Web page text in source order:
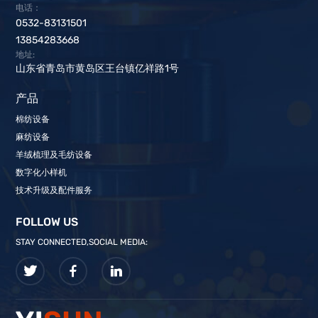
电话：
0532-83131501
13854283668
地址:
山东省青岛市黄岛区王台镇亿祥路1号
产品
棉纺设备
麻纺设备
羊绒梳理及毛纺设备
数字化小样机
技术升级及配件服务
FOLLOW US
STAY CONNECTED,SOCIAL MEDIA: